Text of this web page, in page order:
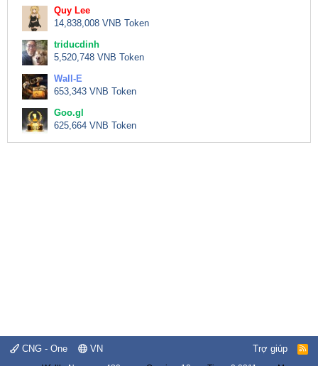
Quy Lee
14,838,008 VNB Token
triducdinh
5,520,748 VNB Token
Wall-E
653,343 VNB Token
Goo.gl
625,664 VNB Token
CNG - One VN Trợ giúp
R